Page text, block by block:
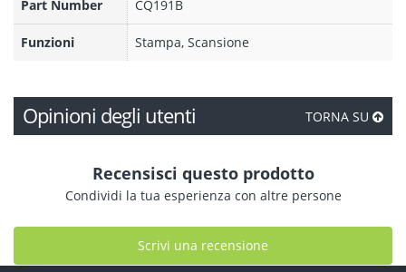
Part Number CQ191B
Funzioni Stampa, Scansione
Opinioni degli utenti TORNA SU
Recensisci questo prodotto
Condividi la tua esperienza con altre persone
Scrivi una recensione